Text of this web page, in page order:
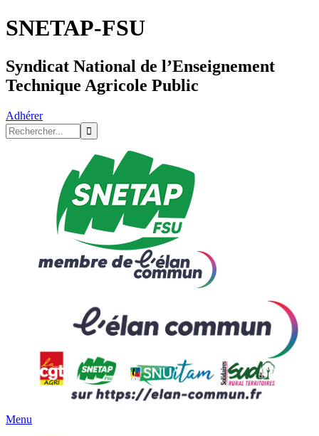
SNETAP-FSU
Syndicat National de l’Enseignement
Technique Agricole Public
Adhérer
Menu